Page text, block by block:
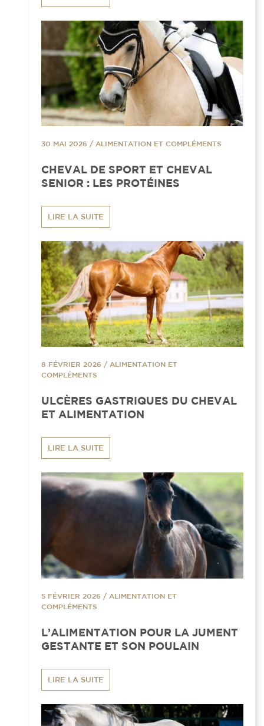
30 MAI 2026 / ALIMENTATION ET COMPLÉMENTS
CHEVAL DE SPORT ET CHEVAL
SENIOR : LES PROTÉINES
LIRE LA SUITE
8 FÉVRIER 2026 / ALIMENTATION ET
COMPLÉMENTS
ULCÈRES GASTRIQUES DU CHEVAL
ET ALIMENTATION
LIRE LA SUITE
5 FÉVRIER 2026 / ALIMENTATION ET
COMPLÉMENTS
L’ALIMENTATION POUR LA JUMENT
GESTANTE ET SON POULAIN
LIRE LA SUITE